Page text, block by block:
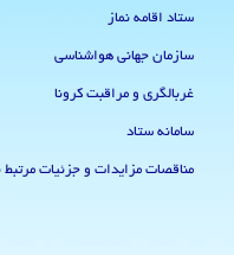
ستاد اقامه نماز
سازمان جهانی هواشناسی
غربالگری و مراقبت کرونا
سامانه ستاد
مناقصات مزایدات و جزئیات